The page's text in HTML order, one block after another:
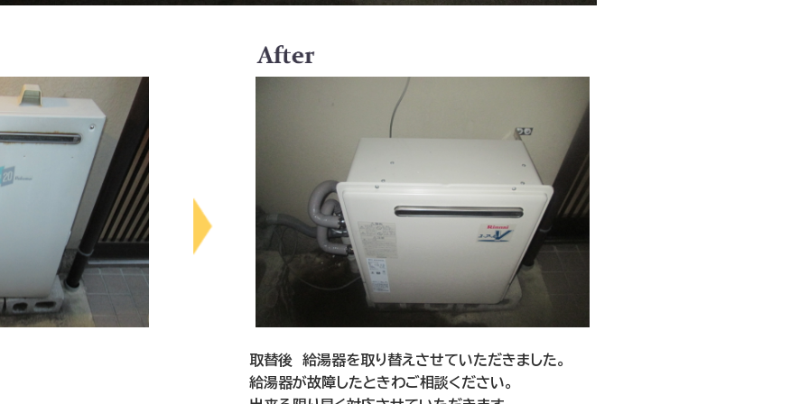
取替後 給湯器を取り替えさせていただきました。
給湯器が故障したときわご相談ください。